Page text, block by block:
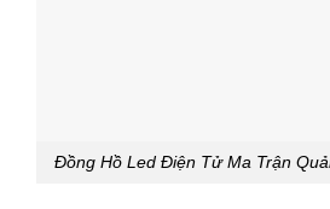
Đồng Hồ Led Điện Tử Ma Trận